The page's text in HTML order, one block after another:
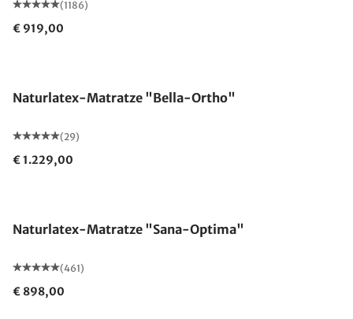
(1186)
€ 919,00
Naturlatex-Matratze "Bella-Ortho"
(29)
€ 1.229,00
Naturlatex-Matratze "Sana-Optima"
(461)
€ 898,00